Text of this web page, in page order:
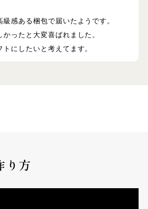
感ある梱包で届いたようです。
ったと大変喜ばれました。
にしたいと考えてます。
り方